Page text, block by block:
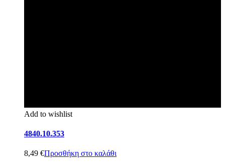
Add to wishlist
4840.10.353
8,49 €Προσθήκη στο καλάθι